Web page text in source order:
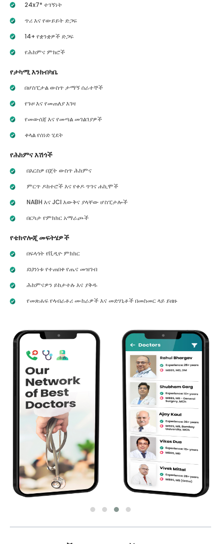
24x7* ተገኝነት
ጥሪ እና የውይይት ድጋፍ
14+ የቋንቋዎች ድጋፍ
የሕክምና ምክሮች
የታካሚ እንክብካቤ
በሆስፒታል ውስጥ ታማኝ ሰራተኞች
የጉዞ እና የመጠለያ እገዛ
የመውሰጃ እና የመጣል መገልገያዎች
ቀላል የሰነድ ሂደት
የሕክምና እሽጎች
በእርስዎ በጀት ውስጥ ሕክምና
ምርጥ ዶክተሮች እና የቀዶ ጥገና ሐኪሞች
NABH እና JCI እውቅና ያላቸው ሆስፒታሎች
በርካታ የምክክር አማራጮች
የቴክኖሎጂ መፍትሄዎች
በፍላጎት የቪዲዮ ምክክር
ደህንነቱ የተጠበቀ የጤና መዝገብ
ሕክምናዎን ይከታተሉ እና ያቅዱ
የመጽሐፍ የላብራቶሪ ሙከራዎች እና መድሃኒቶች በመስመር ላይ ይዘዙ